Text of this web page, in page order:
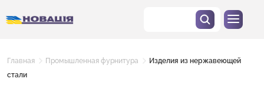
Главная Промышленная фурнитура
Изделия из нержавеющей
стали